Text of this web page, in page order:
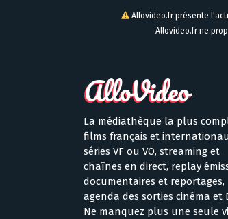
Allovideo.fr présente
Allovideo.fr ne
La médiathèque la plus
films français et
séries VF ou VO, streaming et
chaînes en direct, replay
documentaires et reportages,
agenda des sorties cinéma et
Ne manquez plus une seule